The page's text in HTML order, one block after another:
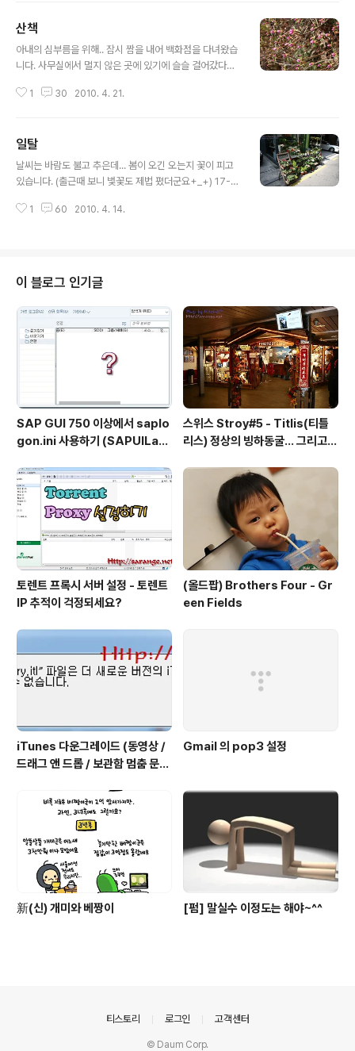
살면, 현지 적응도 잘~하고 살거 같은데 말이죠^^;;; 어느날
수전의 꼭지가 뚝!!! 떨어졌습니다. 수명이 다 되었나봅니
다. 언제부턴지 온수 냉수가 잘 안나오더니 이유가 있었군
지도 않은 수전이... 6~7만원 하는군요!!! 그냥 인터넷서 사
산책
아내의 심부름을 위해.. 잠시 짬을 내어 백화점을 다녀왔습
니다. 사무실에서 멀지 않은 곳에 있기에 슬슬 걸어갔다왔
시럽 하나를 사러 다녀왔습니다^^;;; 논현역 방면에서 고속
지판이 서있습니다. 어? 저속 전기차 진입금지? 티비에서
얘기나오던 그 상황인가보군! 하고 다시 보게 됩니다. 강변
북로 및 올림픽 대로 등을 비롯하여 주요 자동차 도로를 통
들여 주고 차를 구입한다고 해도.. 갈 수 있는 곳은 얼마 없
1 30 2010. 4. 21.
일탈
날씨는 바람도 불고 추은데... 봄이 오긴 오는지 꽃이 피고
있습니다. (출근때 보니 벛꽃도 제법 폈더군요+_+) 17-8
사진들이 생겼네요. 구도도 없고.. 의미도 없이 그냥 담아본
간이 잘 없네요. 그렇다보니.. 본사에는 개개인의 책상도 없
답니다. 출장에서의 복귀, 시우의 출산 등이 이유가 되어 당
장은 해외출장을 나가지 않았는데, 5월 부터 내년 2월까지
10개월 정도의 미국 출장을 제시하시는 팀장님...ㅋ 사양을
한다고 했지만.. 어찌 될지는 두고 봐야하려나요.....
1 60 2010. 4. 14.
이 블로그 인기글
SAP GUI 750 이상에서 saplo
gon.ini 사용하기 (SAPUILan
스위스 Stroy#5 - Titlis(티틀
리스) 정상의 빙하동굴... 그리고
토렌트 프록시 서버 설정 - 토렌트
IP 추적이 걱정되세요?
(올드팝) Brothers Four - Gr
een Fields
iTunes 다운그레이드 (동영상 /
드래그 앤 드롭 / 보관함 멈춤 문제
Gmail 의 pop3 설정
新(신) 개미와 베짱이 [펌] 말실수 이정도는 해야~^^
티스토리 로그인 고객센터
© Daum Corp.